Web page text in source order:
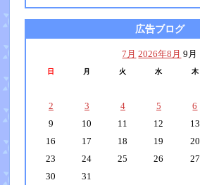
広告ブログ
7月 2026年8月 9月
日 月 火 水 木
2
3 4 5 6
9
10 11 12 13
16
17 18 19 20
23
24 25 26 27
30
31